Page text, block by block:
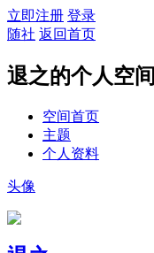
立即注册 登录
随社 返回首页
退之的个人空间
空间首页
主题
个人资料
头像